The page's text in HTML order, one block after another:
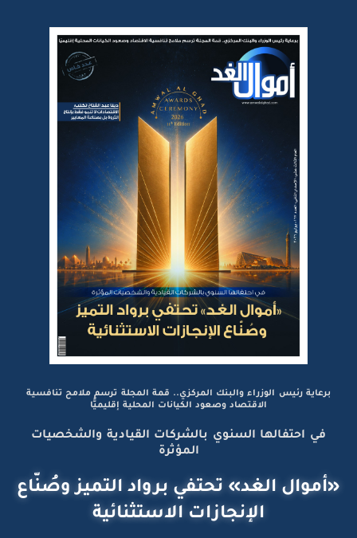
برعاية رئيس الوزراء والبنك المركزي.. قمة المجلة ترسم ملامح تنافسية
الاقتصاد وصعود الكيانات المحلية إقليميًّا
في احتفالها السنوي بالشركات القيادية والشخصيات
المؤثرة
«أموال الغد» تحتفي برواد التميز وصُنّاع